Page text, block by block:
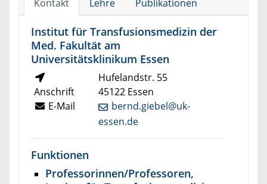
Kontakt Lehre Publikationen
Institut für Transfusionsmedizin der
Med. Fakultät am
Universitätsklinikum Essen
Anschrift
Hufelandstr. 55
45122 Essen
E-Mail
bernd.giebel@uk-
essen.de
Funktionen
Professorinnen/Professoren,